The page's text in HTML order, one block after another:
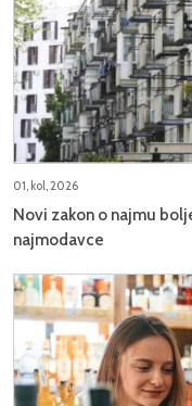
01, kol, 2026
Novi zakon o najmu
najmodavce